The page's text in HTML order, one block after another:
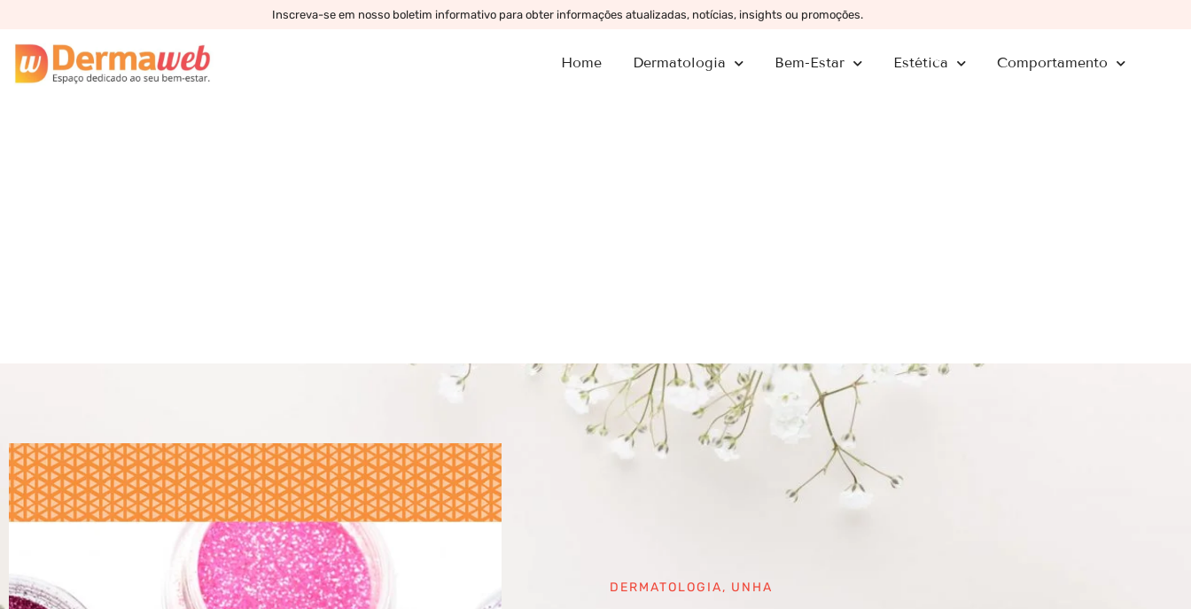
Inscreva-se em nosso boletim informativo para obter informações atualizadas, notícias, insights ou promoções.
Home Dermatologia Bem-Estar Estética Comportamento
DERMATOLOGIA, UNHA